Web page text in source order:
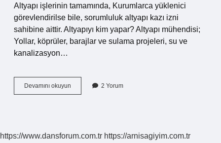
Altyapı işlerinin tamamında, Kurumlarca yüklenici
görevlendirilse bile, sorumluluk altyapı kazı izni
sahibine aittir. Altyapıyı kim yapar? Altyapı mühendisi;
Yollar, köprüler, barajlar ve sulama projeleri, su ve
kanalizasyon…
Devamını okuyun
Yapı
2 Yorum
https://www.dansforum.com.tr https://arnisagiyim.com.tr